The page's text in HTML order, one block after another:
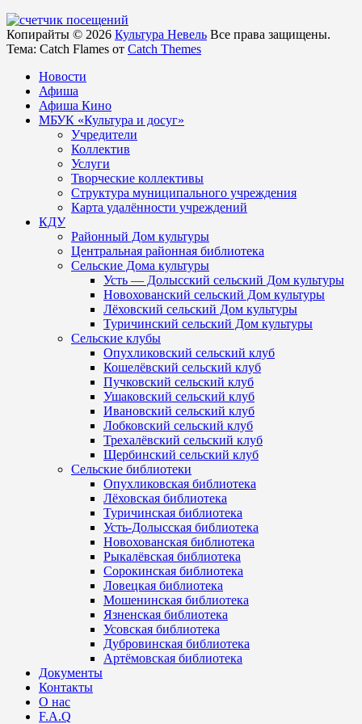
Копирайты © 2026 Культура Невель Все права защищены.
Тема: Catch Flames от Catch Themes
Новости
Афиша
Афиша Кино
МБУК «Культура и досуг»
Учредители
Коллектив
Услуги
Творческие коллективы
Структура муниципального учреждения
Карта удалённости учреждений
КДУ
Районный Дом культуры
Центральная районная библиотека
Сельские Дома культуры
Усть — Долысский сельский Дом культуры
Новохованский сельский Дом культуры
Лёховский сельский Дом культуры
Туричинский сельский Дом культуры
Сельские клубы
Опухликовский сельский клуб
Кошелёвский сельский клуб
Пучковский сельский клуб
Ушаковский сельский клуб
Ивановский сельский клуб
Лобковский сельский клуб
Трехалёвский сельский клуб
Щербинский сельский клуб
Сельские библиотеки
Опухликовская библиотека
Лёховская библиотека
Туричинская библиотека
Усть-Долысская библиотека
Новохованская библиотека
Рыкалёвская библиотека
Сорокинская библиотека
Ловецкая библиотека
Мошенинская библиотека
Язненская библиотека
Усовская библиотека
Дубровинская библиотека
Артёмовская библиотека
Документы
Контакты
О нас
F.A.Q